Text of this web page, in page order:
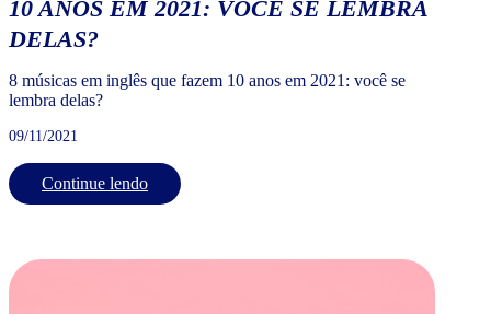
10 ANOS EM 2021: VOCÊ SE LEMBRA
DELAS?
8 músicas em inglês que fazem 10 anos em 2021: você se
lembra delas?
09/11/2021
Continue lendo